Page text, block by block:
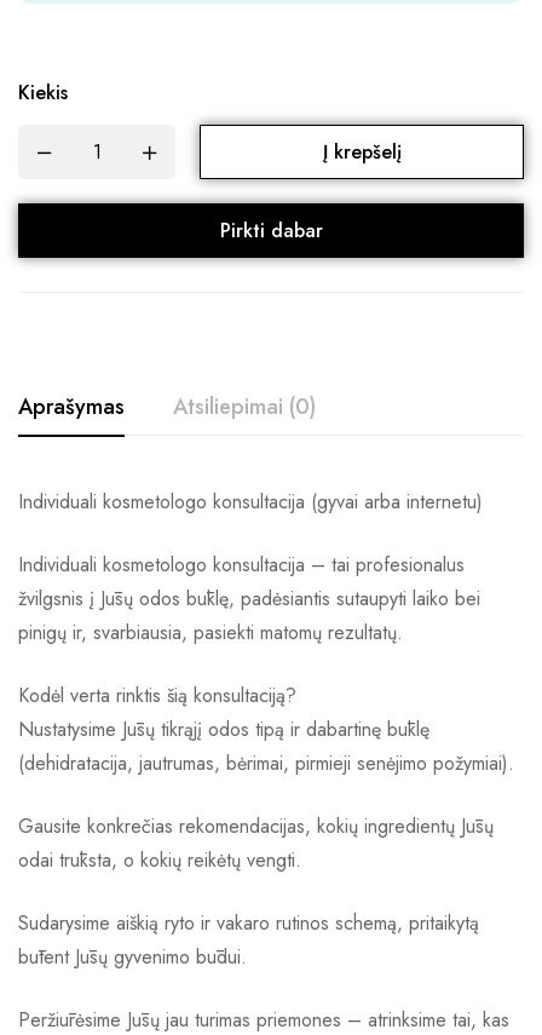
Kiekis
Į krepšelį
Pirkti dabar
Aprašymas Atsiliepimai (0)
Individuali kosmetologo konsultacija (gyvai arba internetu)
Individuali kosmetologo konsultacija – tai profesionalus
žvilgsnis į Jūsų odos būklę, padėsiantis sutaupyti laiko bei
pinigų ir, svarbiausia, pasiekti matomų rezultatų.
Kodėl verta rinktis šią konsultaciją?
Nustatysime Jūsų tikrąjį odos tipą ir dabartinę būklę
(dehidratacija, jautrumas, bėrimai, pirmieji senėjimo požymiai).
Gausite konkrečias rekomendacijas, kokių ingredientų Jūsų
odai trūksta, o kokių reikėtų vengti.
Sudarysime aiškią ryto ir vakaro rutinos schemą, pritaikytą
būtent Jūsų gyvenimo būdui.
Peržiūrėsime Jūsų jau turimas priemones – atrinksime tai, kas